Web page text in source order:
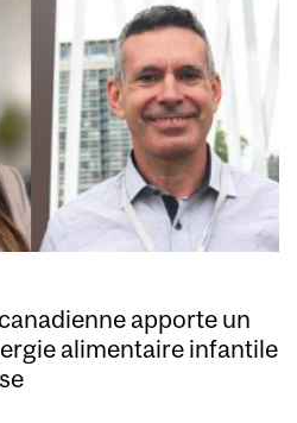
apporte un
alimentaire infantile